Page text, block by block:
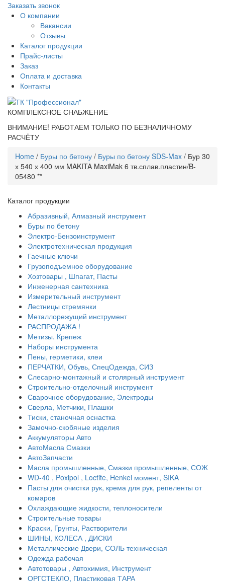
Заказать звонок
О компании
Вакансии
Отзывы
Каталог продукции
Прайс-листы
Заказ
Оплата и доставка
Контакты
КОМПЛЕКСНОЕ СНАБЖЕНИЕ
ВНИМАНИЕ! РАБОТАЕМ ТОЛЬКО ПО БЕЗНАЛИЧНОМУ
РАСЧЁТУ
Home / Буры по бетону / Буры по бетону SDS-Max / Бур 30
х 540 х 400 мм MAKITA MaxiMak 6 тв.сплав.пластин/B-
05480 **
Каталог продукции
Абразивный, Алмазный инструмент
Буры по бетону
Электро-Бензоинструмент
Электротехническая продукция
Гаечные ключи
Грузоподъемное оборудование
Хозтовары , Шпагат, Пасты
Инженерная сантехника
Измерительный инструмент
Лестницы стремянки
Металлорежущий инструмент
РАСПРОДАЖА !
Метизы. Крепеж
Наборы инструмента
Пены, герметики, клеи
ПЕРЧАТКИ, Обувь, СпецОдежда, СИЗ
Слесарно-монтажный и столярный инструмент
Строительно-отделочный инструмент
Сварочное оборудование, Электроды
Сверла, Метчики, Плашки
Тиски, станочная оснастка
Замочно-скобяные изделия
Аккумуляторы Авто
АвтоМасла Смазки
АвтоЗапчасти
Масла промышленные, Смазки промышленные, СОЖ
WD-40 , Poxipol , Loctite, Henkel момент, SIKA
Пасты для очистки рук, крема для рук, репеленты от
комаров
Охлаждающие жидкости, теплоносители
Строительные товары
Краски, Грунты, Растворители
ШИНЫ, КОЛЕСА , ДИСКИ
Металлические Двери, СОЛЬ техническая
Одежда рабочая
Автотовары , Автохимия, Инструмент
ОРГСТЕКЛО, Пластиковая ТАРА